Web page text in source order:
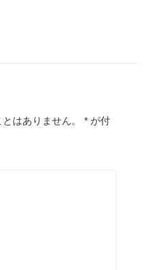
はありません。 * が付